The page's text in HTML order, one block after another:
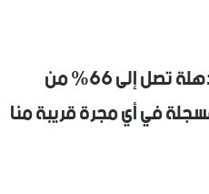
وتبين أن الثقب الأسود في مركز QSO1، يشكل وحده نسبة مذهلة تصل إلى 66% من
في أي مجرة قريبة منا